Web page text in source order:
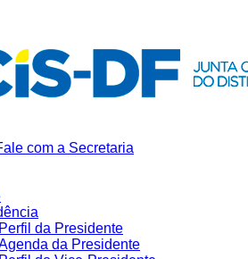
com a Secretaria
Perfil da Presidente
da Presidente